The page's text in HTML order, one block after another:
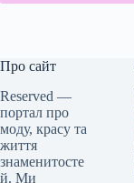
Про сайт
Reserved —
портал про
моду, красу та
життя
знаменитосте
й. Ми